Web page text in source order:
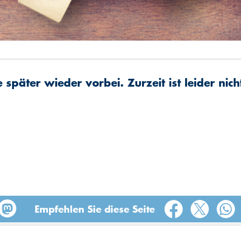
später wieder vorbei. Zurzeit ist leider
Empfehlen Sie diese Seite